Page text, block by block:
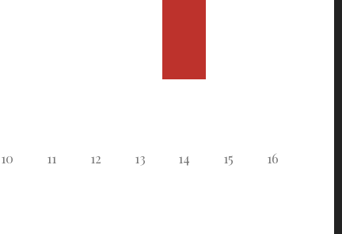
10 11 12 13 14 15 16